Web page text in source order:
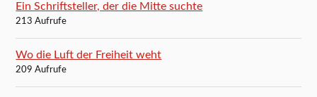
Ein Schriftsteller, der die Mitte suchte
213 Aufrufe
Wo die Luft der Freiheit weht
209 Aufrufe